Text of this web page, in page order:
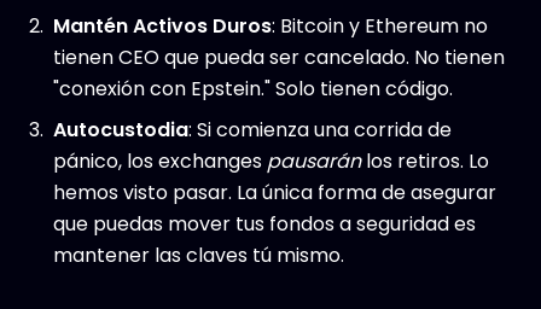
Mantén Activos Duros: Bitcoin y Ethereum no
tienen CEO que pueda ser cancelado. No tienen
"conexión con Epstein." Solo tienen código.
Autocustodia: Si comienza una corrida de
pánico, los exchanges pausaránlos retiros. Lo
hemos visto pasar. La única forma de asegurar
que puedas mover tus fondos a seguridad es
mantener las claves tú mismo.